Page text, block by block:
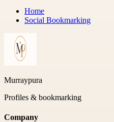
Home
Social Bookmarking
Murraypura
Profiles & bookmarking
Company